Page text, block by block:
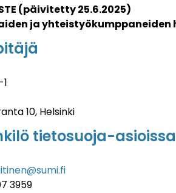
(päivitetty 25.6.2025)
ja
10, Helsinki
tietosuoja-asioissa
3959